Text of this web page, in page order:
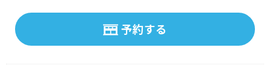
予約する